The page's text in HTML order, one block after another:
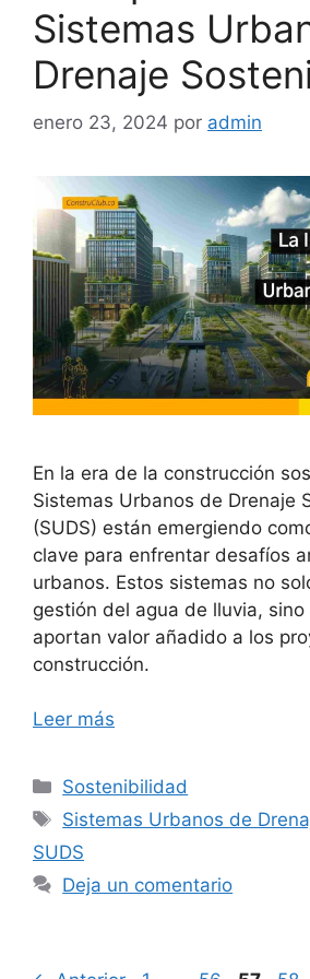
Sistemas
Drenaje
enero 23, 2024 por admin
En la era de la construcción
Sistemas Urbanos de Drenaje
(SUDS) están emergiendo
clave para enfrentar desafíos
urbanos. Estos sistemas no
gestión del agua de lluvia,
aportan valor añadido a los
construcción.
Leer más
Categorías
Sostenibilidad
Etiquetas
Sistemas Urbanos de
SUDS
Deja un comentario